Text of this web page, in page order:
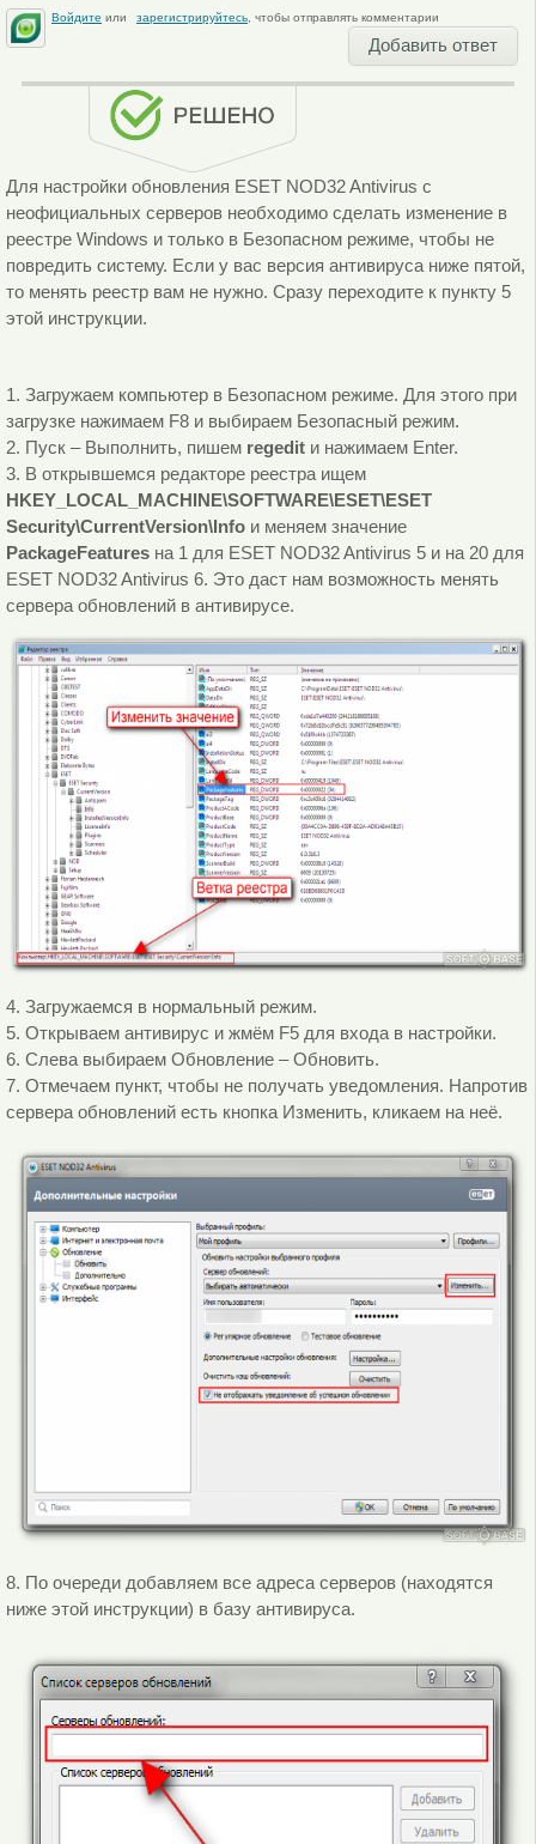
Войдите или зарегистрируйтесь, чтобы отправлять комментарии
Добавить ответ
Для настройки обновления ESET NOD32 Antivirus с
неофициальных серверов необходимо сделать изменение в
реестре Windows и только в Безопасном режиме, чтобы не
повредить систему. Если у вас версия антивируса ниже пятой,
то менять реестр вам не нужно. Сразу переходите к пункту 5
этой инструкции.
1. Загружаем компьютер в Безопасном режиме. Для этого при
загрузке нажимаем F8 и выбираем Безопасный режим.
2. Пуск – Выполнить, пишем regeditи нажимаем Enter.
3. В открывшемся редакторе реестра ищем
HKEY_LOCAL_MACHINE\SOFTWARE\ESET\ESET
Security\CurrentVersion\Infoи меняем значение
PackageFeaturesна 1 для ESET NOD32 Antivirus 5 и на 20 для
ESET NOD32 Antivirus 6. Это даст нам возможность менять
сервера обновлений в антивирусе.
4. Загружаемся в нормальный режим.
5. Открываем антивирус и жмём F5 для входа в настройки.
6. Слева выбираем Обновление – Обновить.
7. Отмечаем пункт, чтобы не получать уведомления. Напротив
сервера обновлений есть кнопка Изменить, кликаем на неё.
8. По очереди добавляем все адреса серверов (находятся
ниже этой инструкции) в базу антивируса.